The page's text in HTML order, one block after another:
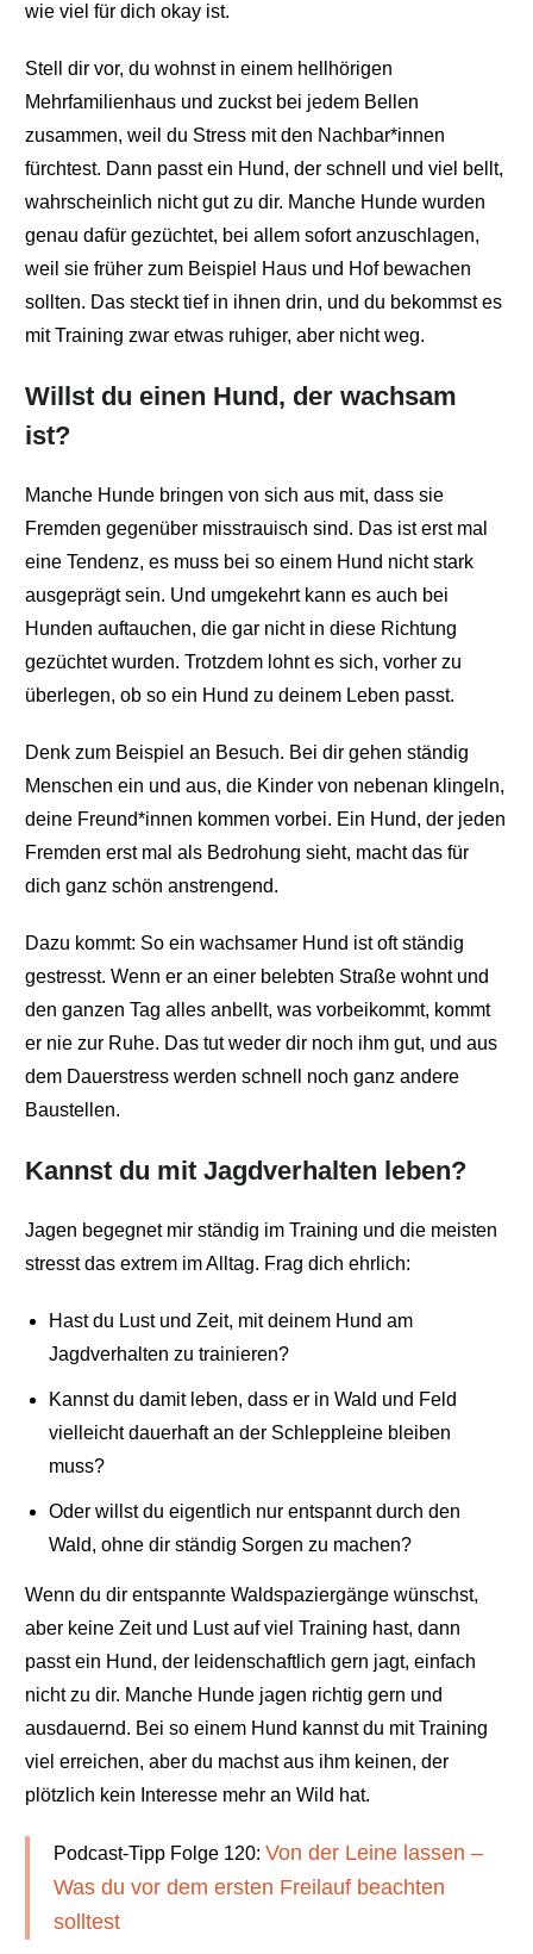
wie viel für dich okay ist.
Stell dir vor, du wohnst in einem hellhörigen
Mehrfamilienhaus und zuckst bei jedem Bellen
zusammen, weil du Stress mit den Nachbar*innen
fürchtest. Dann passt ein Hund, der schnell und viel bellt,
wahrscheinlich nicht gut zu dir. Manche Hunde wurden
genau dafür gezüchtet, bei allem sofort anzuschlagen,
weil sie früher zum Beispiel Haus und Hof bewachen
sollten. Das steckt tief in ihnen drin, und du bekommst es
mit Training zwar etwas ruhiger, aber nicht weg.
Willst du einen Hund, der wachsam
ist?
Manche Hunde bringen von sich aus mit, dass sie
Fremden gegenüber misstrauisch sind. Das ist erst mal
eine Tendenz, es muss bei so einem Hund nicht stark
ausgeprägt sein. Und umgekehrt kann es auch bei
Hunden auftauchen, die gar nicht in diese Richtung
gezüchtet wurden. Trotzdem lohnt es sich, vorher zu
überlegen, ob so ein Hund zu deinem Leben passt.
Denk zum Beispiel an Besuch. Bei dir gehen ständig
Menschen ein und aus, die Kinder von nebenan klingeln,
deine Freund*innen kommen vorbei. Ein Hund, der jeden
Fremden erst mal als Bedrohung sieht, macht das für
dich ganz schön anstrengend.
Dazu kommt: So ein wachsamer Hund ist oft ständig
gestresst. Wenn er an einer belebten Straße wohnt und
den ganzen Tag alles anbellt, was vorbeikommt, kommt
er nie zur Ruhe. Das tut weder dir noch ihm gut, und aus
dem Dauerstress werden schnell noch ganz andere
Baustellen.
Kannst du mit Jagdverhalten leben?
Jagen begegnet mir ständig im Training und die meisten
stresst das extrem im Alltag. Frag dich ehrlich:
Hast du Lust und Zeit, mit deinem Hund am
Jagdverhalten zu trainieren?
Kannst du damit leben, dass er in Wald und Feld
vielleicht dauerhaft an der Schleppleine bleiben
muss?
Oder willst du eigentlich nur entspannt durch den
Wald, ohne dir ständig Sorgen zu machen?
Wenn du dir entspannte Waldspaziergänge wünschst,
aber keine Zeit und Lust auf viel Training hast, dann
passt ein Hund, der leidenschaftlich gern jagt, einfach
nicht zu dir. Manche Hunde jagen richtig gern und
ausdauernd. Bei so einem Hund kannst du mit Training
viel erreichen, aber du machst aus ihm keinen, der
plötzlich kein Interesse mehr an Wild hat.
Podcast-Tipp Folge 120: Von der Leine lassen –
Was du vor dem ersten Freilauf beachten
solltest